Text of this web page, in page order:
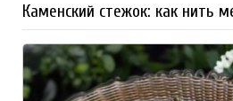
Каменский стежок: как нить